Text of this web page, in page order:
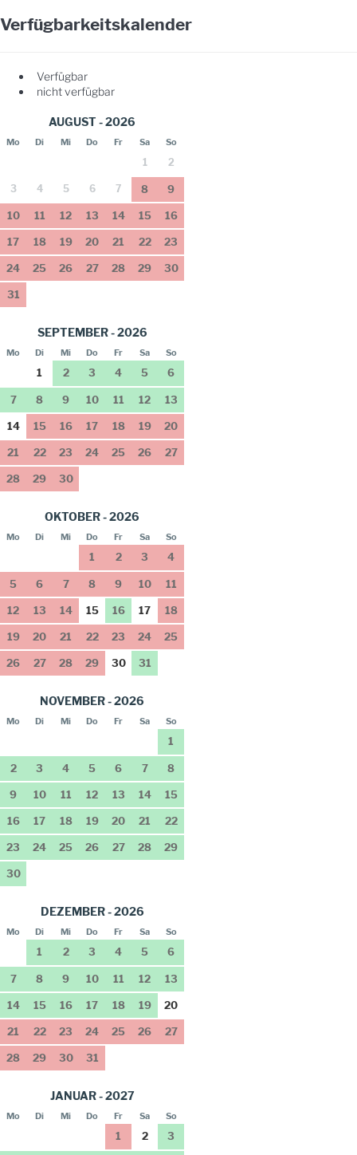
Verfügbarkeitskalender
Verfügbar
nicht verfügbar
AUGUST - 2026
Mo Di Mi Do Fr Sa So
1 2
3 4 5 6 7 8 9
10 11 12 13 14 15 16
17 18 19 20 21 22 23
24 25 26 27 28 29 30
31
SEPTEMBER - 2026
Mo Di Mi Do Fr Sa So
1 2 3 4 5 6
7 8 9 10 11 12 13
14 15 16 17 18 19 20
21 22 23 24 25 26 27
28 29 30
OKTOBER - 2026
Mo Di Mi Do Fr Sa So
1 2 3 4
5 6 7 8 9 10 11
12 13 14 15 16 17 18
19 20 21 22 23 24 25
26 27 28 29 30 31
NOVEMBER - 2026
Mo Di Mi Do Fr Sa So
1
2 3 4 5 6 7 8
9 10 11 12 13 14 15
16 17 18 19 20 21 22
23 24 25 26 27 28 29
30
DEZEMBER - 2026
Mo Di Mi Do Fr Sa So
1 2 3 4 5 6
7 8 9 10 11 12 13
14 15 16 17 18 19 20
21 22 23 24 25 26 27
28 29 30 31
JANUAR - 2027
Mo Di Mi Do Fr Sa So
1 2 3